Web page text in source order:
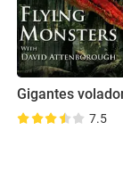
7.5